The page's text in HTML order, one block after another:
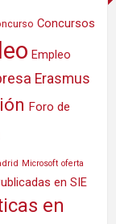
Concursos
Empleo
Erasmus
Foro de
Microsoft oferta
en SIE
en